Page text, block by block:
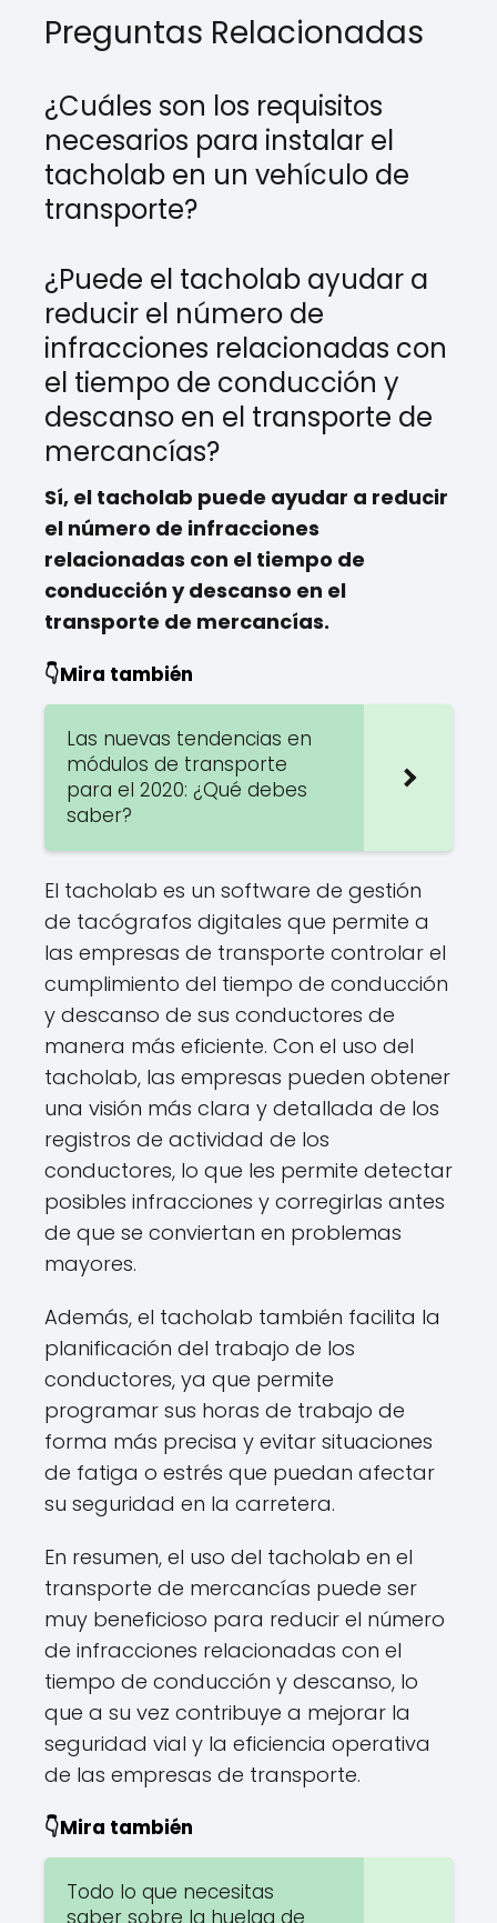
Preguntas Relacionadas
¿Cuáles son los requisitos
necesarios para instalar el
tacholab en un vehículo de
transporte?
¿Puede el tacholab ayudar a
reducir el número de
infracciones relacionadas con
el tiempo de conducción y
descanso en el transporte de
mercancías?
Sí, el tacholab puede ayudar a reducir
el número de infracciones
relacionadas con el tiempo de
conducción y descanso en el
transporte de mercancías.
👇Mira también
Las nuevas tendencias en
módulos de transporte
para el 2020: ¿Qué debes
saber?
El tacholab es un software de gestión
de tacógrafos digitales que permite a
las empresas de transporte controlar el
cumplimiento del tiempo de conducción
y descanso de sus conductores de
manera más eficiente. Con el uso del
tacholab, las empresas pueden obtener
una visión más clara y detallada de los
registros de actividad de los
conductores, lo que les permite detectar
posibles infracciones y corregirlas antes
de que se conviertan en problemas
mayores.
Además, el tacholab también facilita la
planificación del trabajo de los
conductores, ya que permite
programar sus horas de trabajo de
forma más precisa y evitar situaciones
de fatiga o estrés que puedan afectar
su seguridad en la carretera.
En resumen, el uso del tacholab en el
transporte de mercancías puede ser
muy beneficioso para reducir el número
de infracciones relacionadas con el
tiempo de conducción y descanso, lo
que a su vez contribuye a mejorar la
seguridad vial y la eficiencia operativa
de las empresas de transporte.
👇Mira también
Todo lo que necesitas
saber sobre la huelga de